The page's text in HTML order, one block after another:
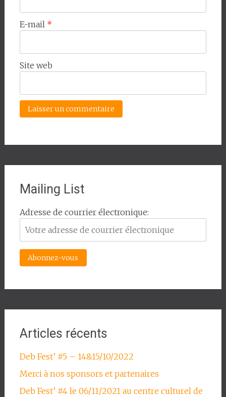
E-mail *
Site web
Mailing List
Adresse de courrier électronique:
Articles récents
Deb Fest’ #5 – 14&15/10/2022
Merci à nos sponsors et partenaires
Deb Fest’ #4 le 06/11/2021 au centre culturel de